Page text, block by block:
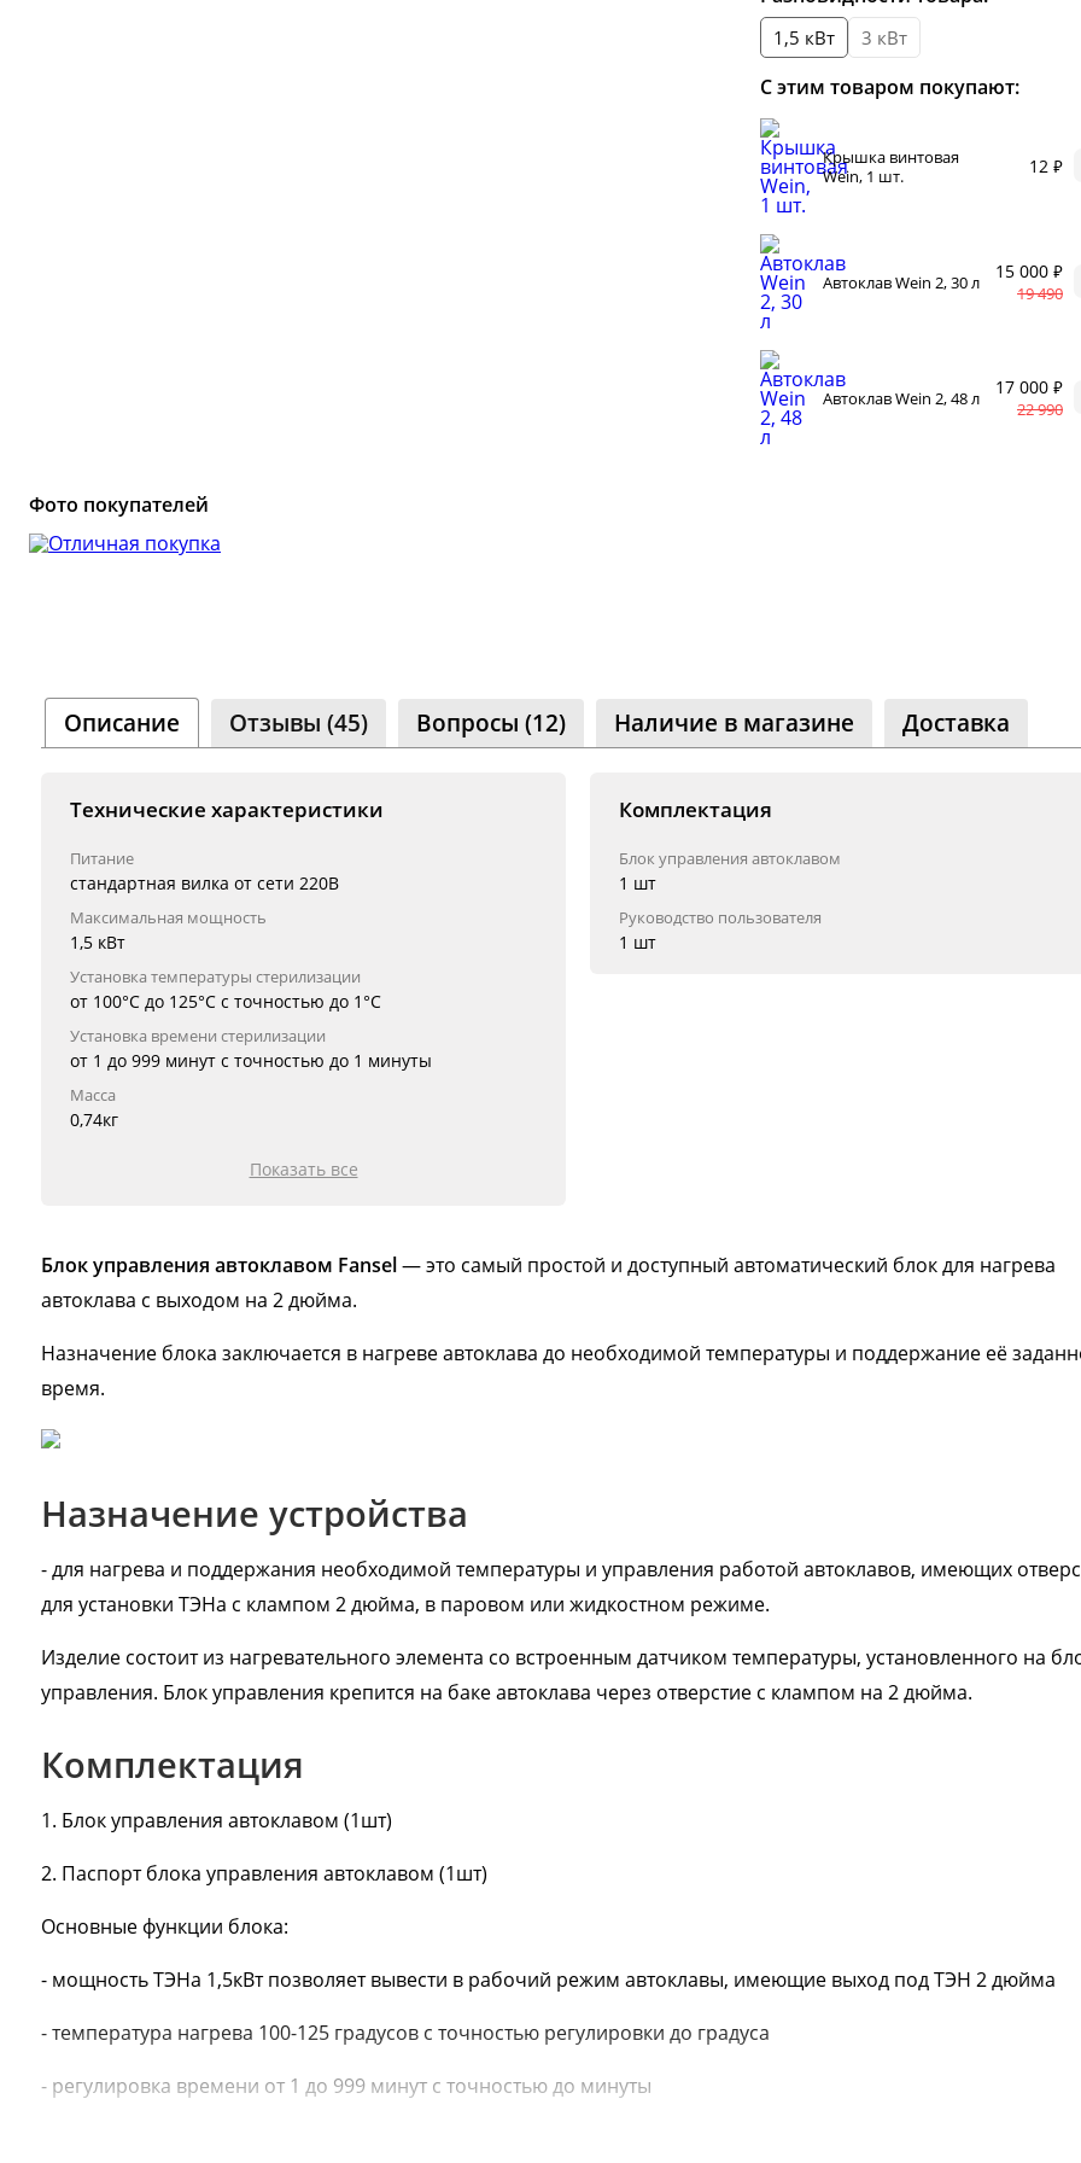
автоклаве
1,5 кВт 3 кВт
С этим товаром покупают:
Крышка винтовая
Wein, 1 шт.
12 ₽
Автоклав Wein 2, 30 л 15 000 ₽
19 490
Автоклав Wein 2, 48 л 17 000 ₽
22 990
Фото покупателей
Описание Отзывы (45) Вопросы (12) Наличие в магазине Доставка
Технические характеристики
Питание
стандартная вилка от сети 220В
Максимальная мощность
1,5 кВт
Установка температуры стерилизации
от 100°С до 125°С с точностью до 1°С
Установка времени стерилизации
от 1 до 999 минут с точностью до 1 минуты
Масса
0,74кг
Показать все
Комплектация
Блок управления автоклавом
1 шт
Руководство пользователя
1 шт
Блок управления автоклавом Fansel— это самый простой и доступный автоматический блок для нагрева
автоклава с выходом на 2 дюйма.
Назначение блока заключается в нагреве автоклава до необходимой температуры и поддержание её
время.
Назначение устройства
- для нагрева и поддержания необходимой температуры и управления работой автоклавов, имеющих
для установки ТЭНа с клампом 2 дюйма, в паровом или жидкостном режиме.
Изделие состоит из нагревательного элемента со встроенным датчиком температуры, установленного на
управления. Блок управления крепится на баке автоклава через отверстие с клампом на 2 дюйма.
Комплектация
1. Блок управления автоклавом (1шт)
2. Паспорт блока управления автоклавом (1шт)
Основные функции блока:
- мощность ТЭНа 1,5кВт позволяет вывести в рабочий режим автоклавы, имеющие выход под ТЭН 2 дюйма
- температура нагрева 100-125 градусов с точностью регулировки до градуса
- регулировка времени от 1 до 999 минут с точностью до минуты